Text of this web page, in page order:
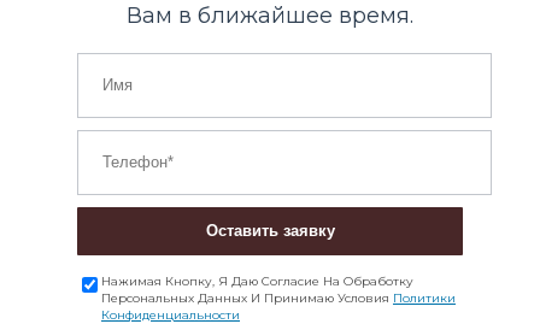
Вам в ближайшее время.
Оставить заявку
Нажимая Кнопку, Я Даю Согласие На Обработку
Персональных Данных И Принимаю Условия Политики
Конфиденциальности